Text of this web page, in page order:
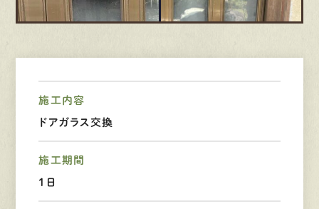
0120-44-2605
施工内容
ドアガラス交換
施工期間
1日